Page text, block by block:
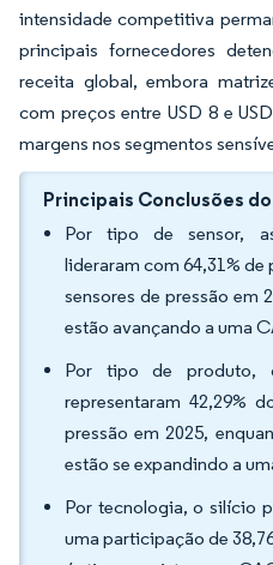
intensidade competitiva
principais fornecedores
receita global, embora
com preços entre USD 8 e
margens nos segmentos
Principais Conclusões
Por tipo de sensor,
lideraram com 64,31%
sensores de pressão em
estão avançando a uma
Por tipo de produto,
representaram 42,29%
pressão em 2025,
estão se expandindo a
Por tecnologia, o silício
uma participação de